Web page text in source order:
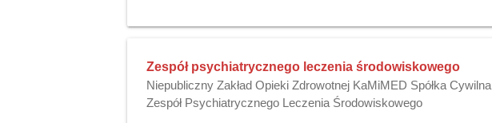
Zespół psychiatrycznego leczenia środowiskowego
Niepubliczny Zakład Opieki Zdrowotnej KaMiMED Spółka Cywilna
Zespół Psychiatrycznego Leczenia Środowiskowego